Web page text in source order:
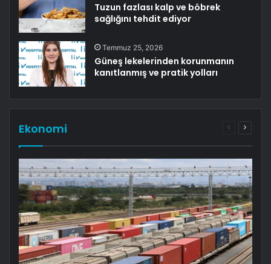
Tuzun fazlası kalp ve böbrek
sağlığını tehdit ediyor
Temmuz 25, 2026
Güneş lekelerinden korunmanın
kanıtlanmış ve pratik yolları
Ekonomi
ÖncekiSonraki